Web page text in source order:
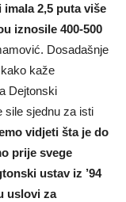
2,5 puta više
iznosile 400-500
Dosadašnje
kaže
Dejtonski
sile sjednu za isti
vidjeti šta je do
prije svege
ustav iz ’94
uslovi za